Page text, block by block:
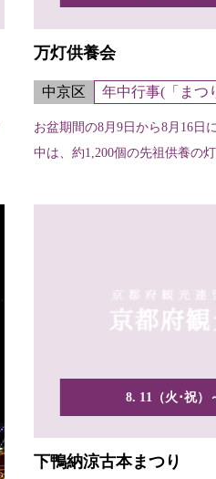
万灯供養会
中京区 年中行事(「まつ
お盆期間の8月9日から8月16日
中は、約1,200個の先祖供養の
8. 11（火･祝）
下鴨納涼古本まつり